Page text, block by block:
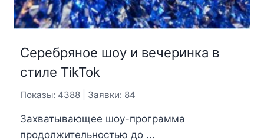
Серебряное шоу и вечеринка в
стиле TikTok
Показы: 4388 | Заявки: 84
Захватывающее шоу-программа
продолжительностью до ...